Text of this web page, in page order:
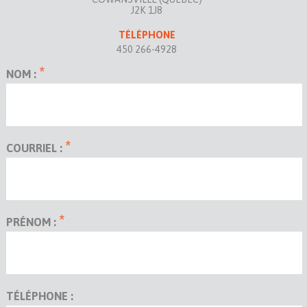
J2K 1J8
TÉLÉPHONE
450 266-4928
NOM : *
COURRIEL : *
PRÉNOM : *
TÉLÉPHONE :